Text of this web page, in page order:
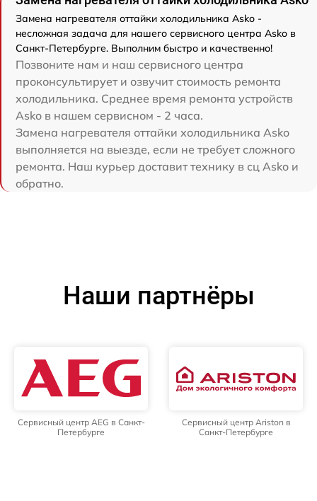
Замена нагревателя оттайки холодильника Asko -
несложная задача для нашего сервисного центра Asko в
Санкт-Петербурге. Выполним быстро и качественно!
Позвоните нам и наш сервисного центра
проконсультирует и озвучит стоимость ремонта
холодильника. Среднее время ремонта устройств
Asko в нашем сервисном - 2 часа.
Замена нагревателя оттайки холодильника Asko
выполняется на выезде, если не требует сложного
ремонта. Наш курьер доставит технику в сц Asko и
обратно.
Наши партнёры
Сервисный центр AEG в Санкт-
Петербурге
Сервисный центр Ariston в
Санкт-Петербурге